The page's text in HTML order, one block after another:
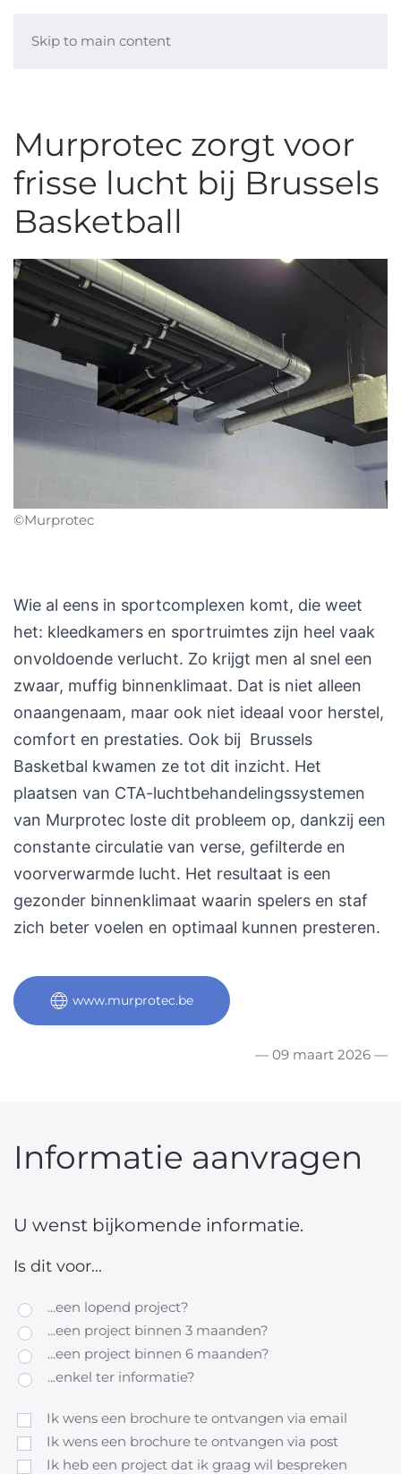
Skip to main content
Murprotec zorgt voor
frisse lucht bij Brussels
Basketball
©Murprotec
Wie al eens in sportcomplexen komt, die weet
het: kleedkamers en sportruimtes zijn heel vaak
onvoldoende verlucht. Zo krijgt men al snel een
zwaar, muffig binnenklimaat. Dat is niet alleen
onaangenaam, maar ook niet ideaal voor herstel,
comfort en prestaties. Ook bij ​ Brussels
Basketbal kwamen ze tot dit inzicht. Het
plaatsen van CTA-luchtbehandelingssystemen
van Murprotec loste dit probleem op, dankzij een
constante circulatie van verse, gefilterde en
voorverwarmde lucht. Het resultaat is een
gezonder binnenklimaat waarin spelers en staf
zich beter voelen en optimaal kunnen presteren.
www.murprotec.be
— 09 maart 2026 —
Informatie aanvragen
U wenst bijkomende informatie.
Is dit voor...
...een lopend project?
...een project binnen 3 maanden?
...een project binnen 6 maanden?
...enkel ter informatie?
Ik wens een brochure te ontvangen via email
Ik wens een brochure te ontvangen via post
Ik heb een project dat ik graag wil bespreken